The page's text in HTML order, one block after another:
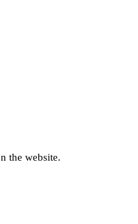
the website.